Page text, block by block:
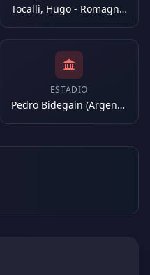
Tocalli, Hugo - Romagnoli, Leandro Atilio
ESTADIO
Pedro Bidegain (Argentina)